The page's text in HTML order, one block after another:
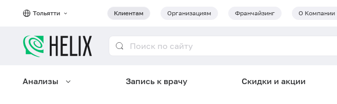
Тольятти Клиентам Организациям Франчайзинг О Компании
Анализы Запись к врачу Скидки и акции